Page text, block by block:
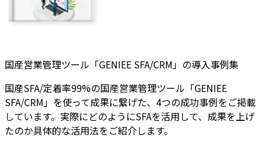
国産営業管理ツール「GENIEE SFA/CRM」の導入事例集
国産SFA/定着率99%の国産営業管理ツール「GENIEE
SFA/CRM」を使って成果に繋げた、4つの成功事例をご掲載
しています。実際にどのようにSFAを活用して、成果を上げ
たのか具体的な活用法をご紹介します。